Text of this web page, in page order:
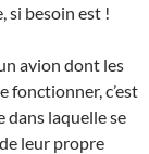
si besoin est !
avion dont les
fonctionner, c’est
dans laquelle se
leur propre